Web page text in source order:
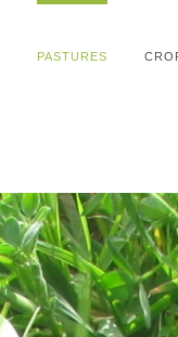
PASTURES